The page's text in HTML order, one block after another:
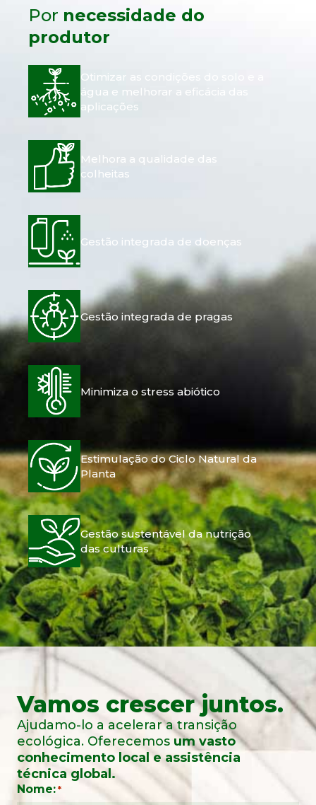
Por necessidade do
produtor
Otimizar as condições do solo e a
água e melhorar a eficácia das
aplicações
Melhora a qualidade das
colheitas
Gestão integrada de doenças
Gestão integrada de pragas
Minimiza o stress abiótico
Estimulação do Ciclo Natural da
Planta
Gestão sustentável da nutrição
das culturas
Vamos crescer juntos.
Ajudamo-lo a acelerar a transição
ecológica. Oferecemos um vasto
conhecimento local e assistência
técnica global.
Nome: *